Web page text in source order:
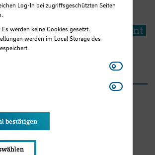
HSB-Doktorand gewinnt
Award der Society for
Biology
Log-In bei zugriffsgeschützten Seiten
werden keine Cookies gesetzt.
werden im Local Storage des
Matomo
Youtube
bestätigen